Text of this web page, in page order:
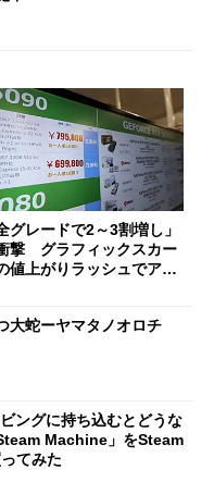
グレードで2～3割増し」
撃 グラフィックスカー
値上がりラッシュでアキ
大蛇ーヤマタノオロチ
ングに持ち込むとどうな
Machine」をSteam
てみた